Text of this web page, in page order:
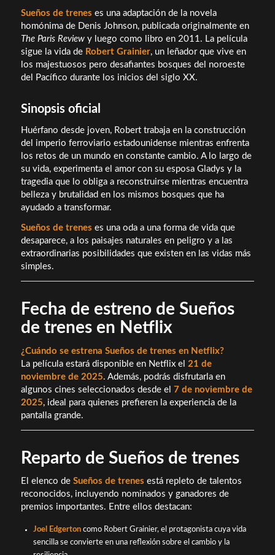
Sueños de trenes es una adaptación de la novela
homónima de Denis Johnson, publicada originalmente en
The Paris Reviewy luego como libro en 2011. La película
sigue la vida de Robert Grainier, un leñador que vive en
los majestuosos pero desafiantes bosques del noroeste
del Pacífico durante los inicios del siglo XX.
Sinopsis oficial
Huérfano desde joven, Robert trabaja en la construcción
del imperio ferroviario estadounidense mientras enfrenta
los retos de un mundo en constante cambio. A lo largo de
su vida, experimenta el amor con su esposa Gladys y la
tragedia que lo obliga a reconstruirse mientras encuentra
belleza y brutalidad en los mismos bosques que ha
ayudado a transformar.
Sueños de trenes es una oda a una forma de vida que
desaparece, a los paisajes naturales en peligro y a las
extraordinarias posibilidades que existen en las vidas más
simples.
Fecha de estreno de Sueños
de trenes en Netflix
¿Cuándo se estrena Sueños de trenes en Netflix?
La película estará disponible en Netflix el 21 de
noviembre de 2025. Además, podrás disfrutarla en
algunos cines seleccionados desde el 7 de noviembre de
2025, ideal para quienes prefieren la experiencia de la
pantalla grande.
Reparto de Sueños de trenes
El elenco de Sueños de trenes está repleto de talentos
reconocidos, incluyendo nominados y ganadores de
premios importantes. Entre ellos destacan:
Joel Edgertoncomo Robert Grainier, el protagonista cuya vida
sencilla se convierte en una reflexión sobre el cambio y la